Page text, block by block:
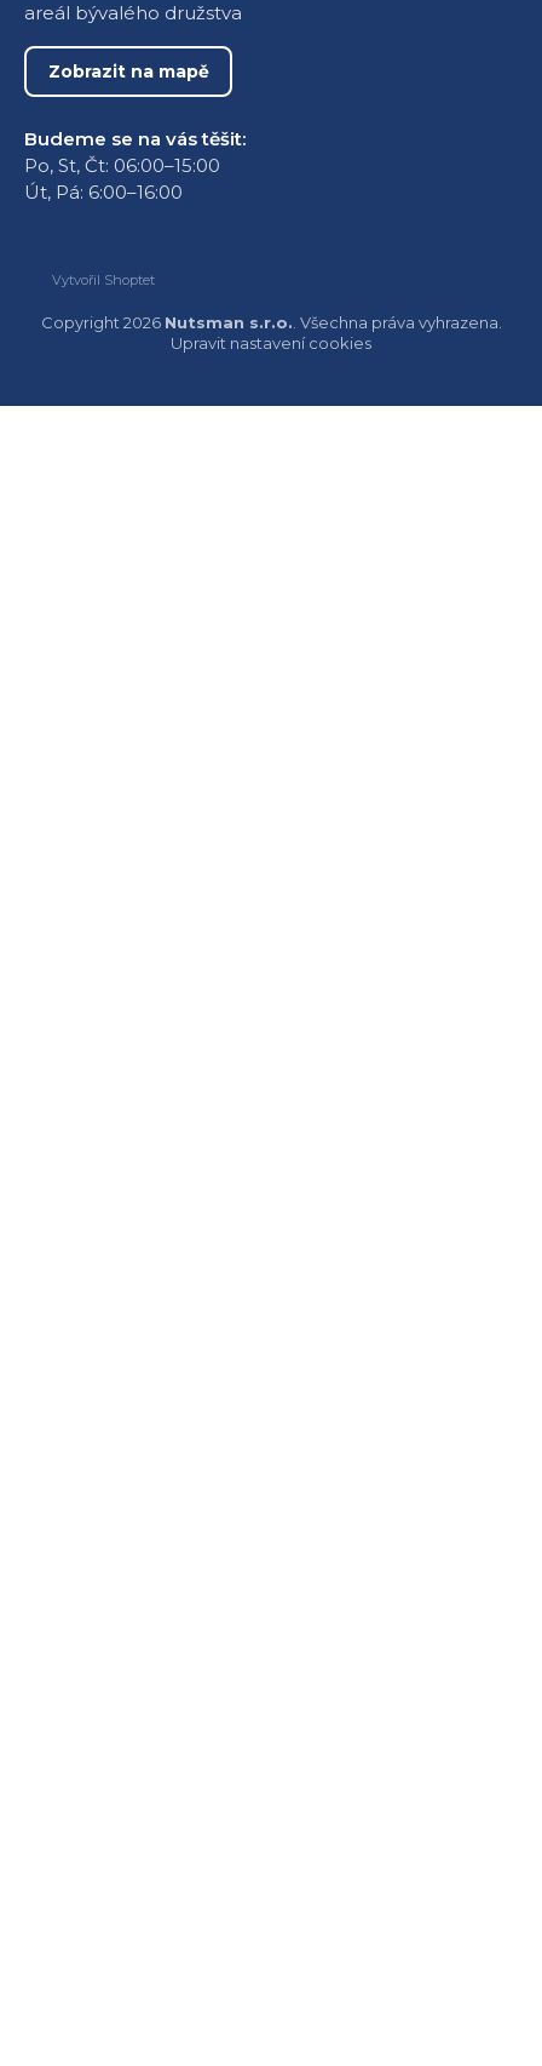
areál bývalého družstva
Zobrazit na mapě
Budeme se na vás těšit:
Po, St, Čt: 06:00–15:00
Út, Pá: 6:00–16:00
Vytvořil Shoptet
Copyright 2026 Nutsman s.r.o. . Všechna práva vyhrazena.
Upravit nastavení cookies